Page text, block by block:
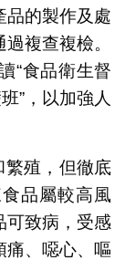
品的製作及處
複查複檢。
“食品衛生督
”，以加強人
繁殖，但徹底
品屬較高風
可致病，受感
痛、噁心、嘔